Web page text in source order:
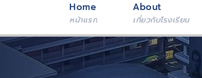
Home
หน้าแรก
About
เกี่ยวกับโรงเรียน